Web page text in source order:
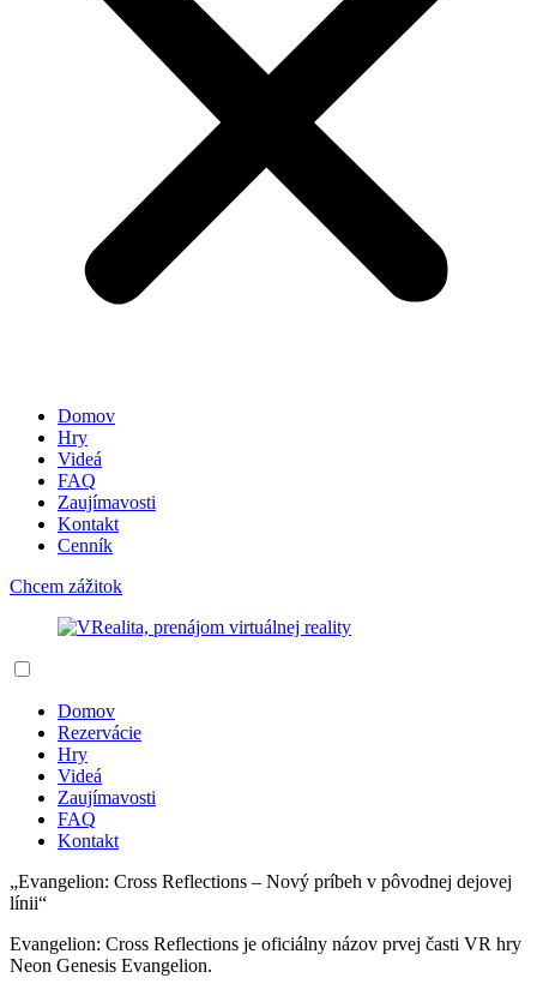
Domov
Hry
Videá
FAQ
Zaujímavosti
Kontakt
Cenník
Chcem zážitok
Domov
Rezervácie
Hry
Videá
Zaujímavosti
FAQ
Kontakt
„Evangelion: Cross Reflections – Nový príbeh v pôvodnej dejovej
línii“
Evangelion: Cross Reflections je oficiálny názov prvej časti VR hry
Neon Genesis Evangelion.